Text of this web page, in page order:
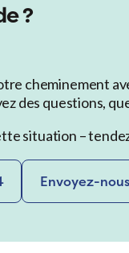
?
cheminement
des questions,
situation –
Envoyez-